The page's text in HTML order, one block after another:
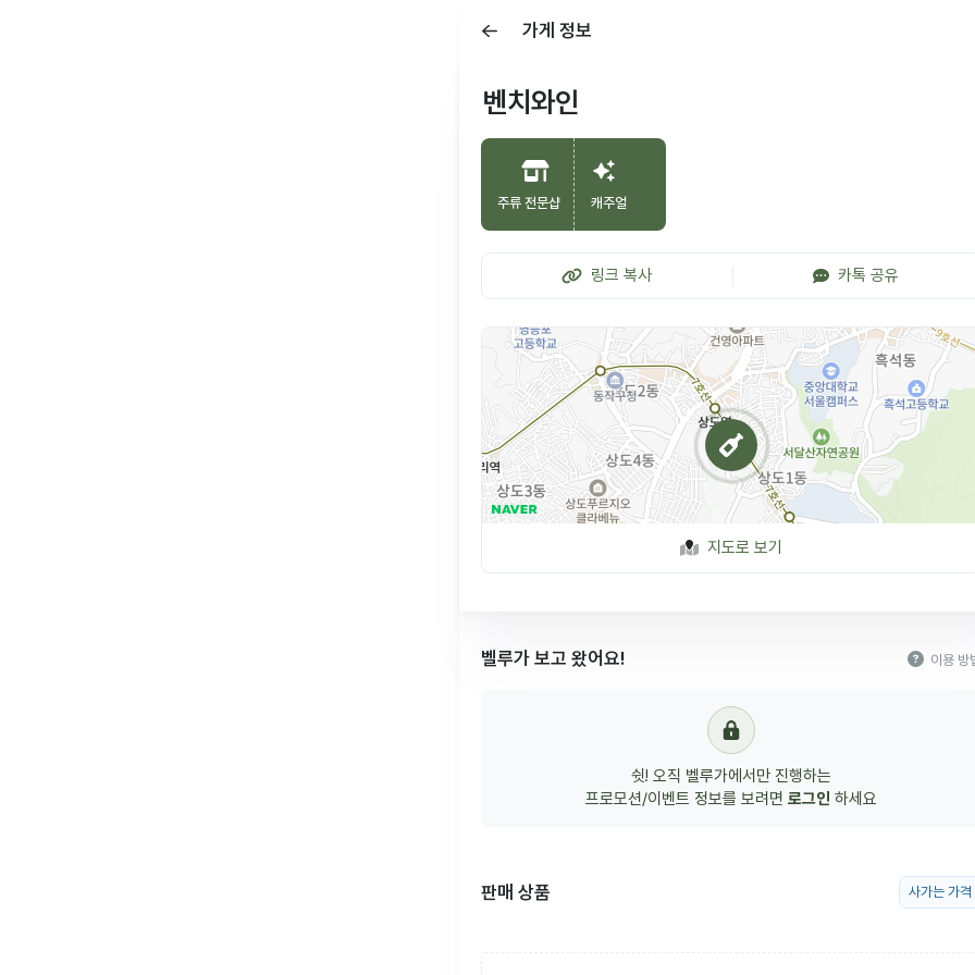
가게 정보
벤치와인
주류 전문샵 캐주얼
링크 복사 카톡 공유
지도로 보기
벨루가 보고 왔어요! 이용 방
쉿! 오직 벨루가에서만 진행하는
프로모션/이벤트 정보를 보려면 로그인 하세요
판매 상품 사가는 가격